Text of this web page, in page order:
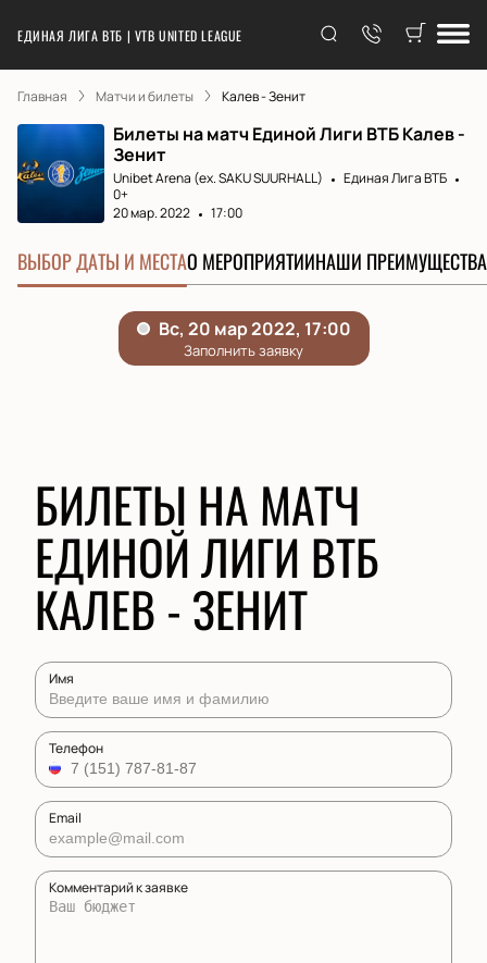
ЕДИНАЯ ЛИГА ВТБ | VTB UNITED LEAGUE
Главная Матчи и билеты Калев - Зенит
Билеты на матч Единой Лиги ВТБ Калев -
Зенит
Unibet Arena (ex. SAKU SUURHALL)
Единая Лига ВТБ
0+
20 мар. 2022
17:00
ВЫБОР ДАТЫ И МЕСТАО МЕРОПРИЯТИИНАШИ ПРЕИМУЩЕСТВА
БИЛЕТЫ НА МАТЧ
ЕДИНОЙ ЛИГИ ВТБ
КАЛЕВ - ЗЕНИТ
Имя
Телефон
Email
Комментарий к заявке